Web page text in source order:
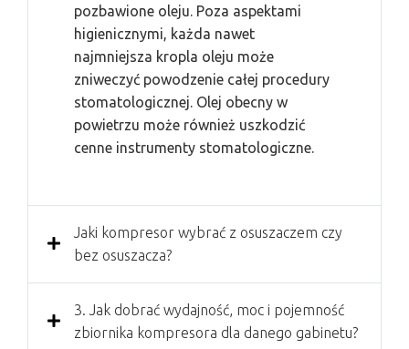
pozbawione oleju. Poza aspektami
higienicznymi, każda nawet
najmniejsza kropla oleju może
zniweczyć powodzenie całej procedury
stomatologicznej. Olej obecny w
powietrzu może również uszkodzić
cenne instrumenty stomatologiczne.
Jaki kompresor wybrać z osuszaczem czy
bez osuszacza?
3. Jak dobrać wydajność, moc i pojemność
zbiornika kompresora dla danego gabinetu?